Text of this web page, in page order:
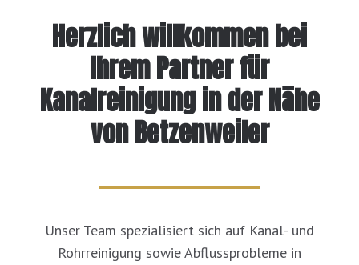
Herzlich willkommen bei
Ihrem Partner für
Kanalreinigung in der Nähe
von Betzenweiler
Unser Team spezialisiert sich auf Kanal- und
Rohrreinigung sowie Abflussprobleme in